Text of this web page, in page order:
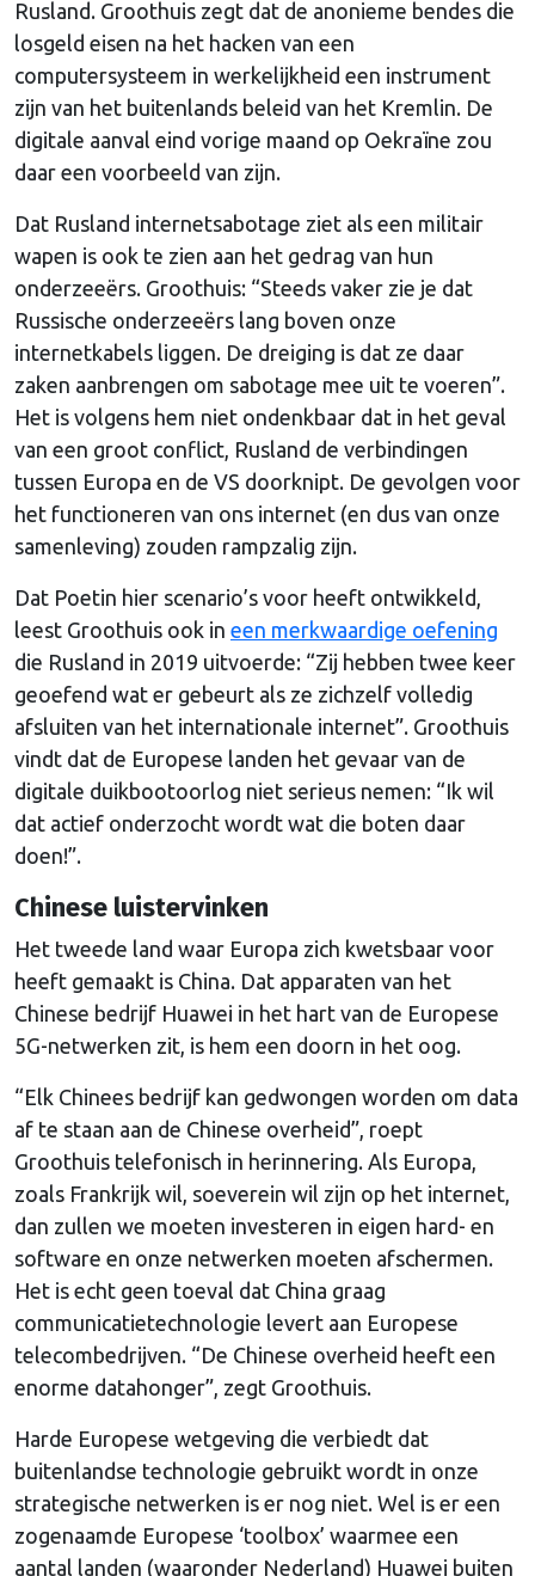
Rusland. Groothuis zegt dat de anonieme bendes die
losgeld eisen na het hacken van een
computersysteem in werkelijkheid een instrument
zijn van het buitenlands beleid van het Kremlin. De
digitale aanval eind vorige maand op Oekraïne zou
daar een voorbeeld van zijn.
Dat Rusland internetsabotage ziet als een militair
wapen is ook te zien aan het gedrag van hun
onderzeeërs. Groothuis: “Steeds vaker zie je dat
Russische onderzeeërs lang boven onze
internetkabels liggen. De dreiging is dat ze daar
zaken aanbrengen om sabotage mee uit te voeren”.
Het is volgens hem niet ondenkbaar dat in het geval
van een groot conflict, Rusland de verbindingen
tussen Europa en de VS doorknipt. De gevolgen voor
het functioneren van ons internet (en dus van onze
samenleving) zouden rampzalig zijn.
Dat Poetin hier scenario’s voor heeft ontwikkeld,
leest Groothuis ook in een merkwaardige oefening
die Rusland in 2019 uitvoerde: “Zij hebben twee keer
geoefend wat er gebeurt als ze zichzelf volledig
afsluiten van het internationale internet”. Groothuis
vindt dat de Europese landen het gevaar van de
digitale duikbootoorlog niet serieus nemen: “Ik wil
dat actief onderzocht wordt wat die boten daar
doen!”.
Chinese luistervinken
Het tweede land waar Europa zich kwetsbaar voor
heeft gemaakt is China. Dat apparaten van het
Chinese bedrijf Huawei in het hart van de Europese
5G-netwerken zit, is hem een doorn in het oog.
“Elk Chinees bedrijf kan gedwongen worden om data
af te staan aan de Chinese overheid”, roept
Groothuis telefonisch in herinnering. Als Europa,
zoals Frankrijk wil, soeverein wil zijn op het internet,
dan zullen we moeten investeren in eigen hard- en
software en onze netwerken moeten afschermen.
Het is echt geen toeval dat China graag
communicatietechnologie levert aan Europese
telecombedrijven. “De Chinese overheid heeft een
enorme datahonger”, zegt Groothuis.
Harde Europese wetgeving die verbiedt dat
buitenlandse technologie gebruikt wordt in onze
strategische netwerken is er nog niet. Wel is er een
zogenaamde Europese ‘toolbox’ waarmee een
aantal landen (waaronder Nederland) Huawei buiten